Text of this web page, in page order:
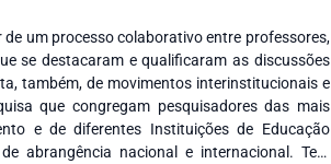
um processo colaborativo entre professores,
se destacaram e qualificaram as discussões
também, de movimentos interinstitucionais e
que congregam pesquisadores das mais
e de diferentes Instituições de Educação
abrangência nacional e internacional. Tem